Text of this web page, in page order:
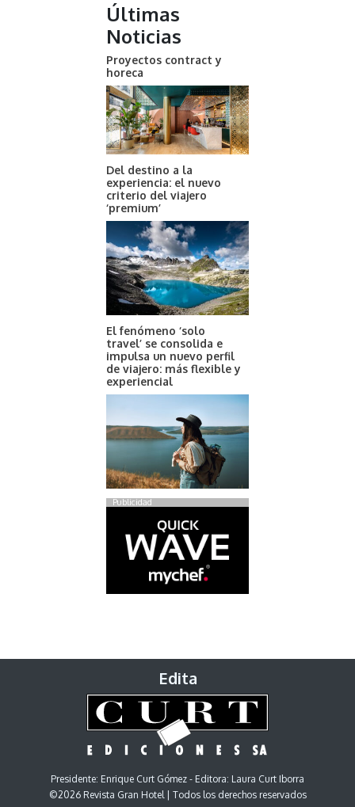
Últimas
Noticias
Proyectos contract y
horeca
Del destino a la
experiencia: el nuevo
criterio del viajero
‘premium’
El fenómeno ‘solo
travel’ se consolida e
impulsa un nuevo perfil
de viajero: más flexible y
experiencial
Publicidad
Edita
Presidente: Enrique Curt Gómez - Editora: Laura Curt Iborra
©2026 Revista Gran Hotel | Todos los derechos reservados